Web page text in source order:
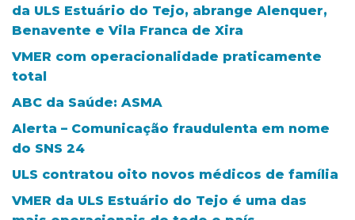
da ULS Estuário do Tejo, abrange Alenquer,
Benavente e Vila Franca de Xira
VMER com operacionalidade praticamente
total
ABC da Saúde: ASMA
Alerta – Comunicação fraudulenta em nome
do SNS 24
ULS contratou oito novos médicos de família
VMER da ULS Estuário do Tejo é uma das